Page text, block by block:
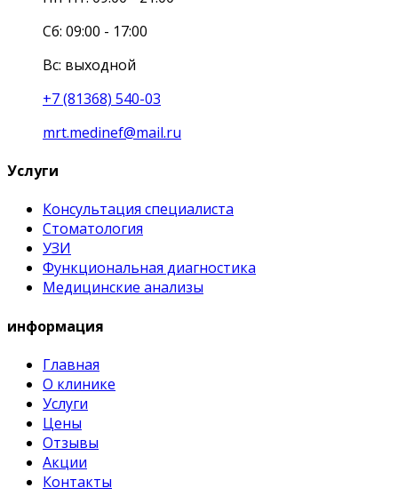
Сб: 09:00 - 17:00
Вс: выходной
+7 (81368) 540-03
mrt.medinef@mail.ru
Услуги
Консультация специалиста
Стоматология
УЗИ
Функциональная диагностика
Медицинские анализы
информация
Главная
О клинике
Услуги
Цены
Отзывы
Акции
Контакты